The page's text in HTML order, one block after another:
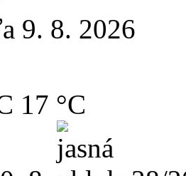
9. 8. 2026
17 °C